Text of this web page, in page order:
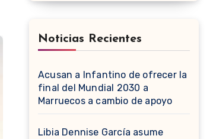
Noticias Recientes
Acusan a Infantino de ofrecer la
final del Mundial 2030 a
Marruecos a cambio de apoyo
Libia Dennise García asume